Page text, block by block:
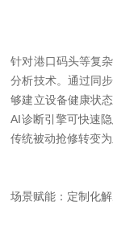
针对港口码头等复
分析技术。通过同
够建立设备健康状
AI诊断引擎可快速
传统被动抢修转变
场景赋能：定制化